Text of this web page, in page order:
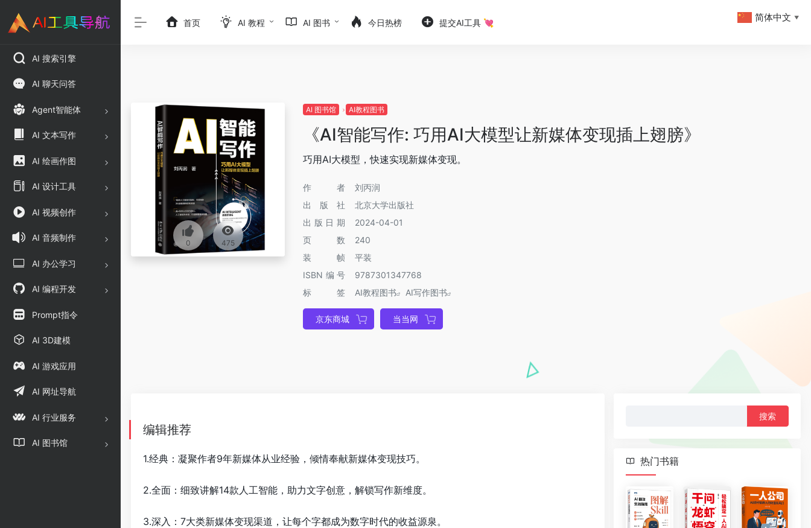
AI 搜索引擎
AI 聊天问答
Agent智能体
AI 文本写作
AI 绘画作图
AI 设计工具
AI 视频创作
AI 音频制作
AI 办公学习
AI 编程开发
Prompt指令
AI 3D建模
AI 游戏应用
AI 网址导航
AI 行业服务
AI 图书馆
首页 AI 教程 AI 图书 今日热榜 提交AI工具 💘
0 475
AI 图书馆 AI教程图书
《AI智能写作: 巧用AI大模型让新媒体变现插上翅膀》
巧用AI大模型，快速实现新媒体变现。
作者
刘丙润
出版社
北京大学出版社
出版日期
2024-04-01
页数
240
装帧
平装
ISBN编号
9787301347768
标签
AI教程图书 AI写作图书
京东商城 当当网
编辑推荐
1.经典：凝聚作者9年新媒体从业经验，倾情奉献新媒体变现技巧。
2.全面：细致讲解14款人工智能，助力文字创意，解锁写作新维度。
3.深入：7大类新媒体变现渠道，让每个字都成为数字时代的收益源泉。
热门书籍
简体中文 ▼